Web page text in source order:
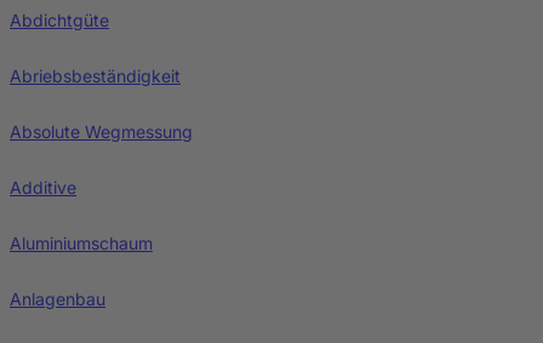
Abdichtgüte
Abriebsbeständigkeit
Absolute Wegmessung
Additive
Aluminiumschaum
Anlagenbau